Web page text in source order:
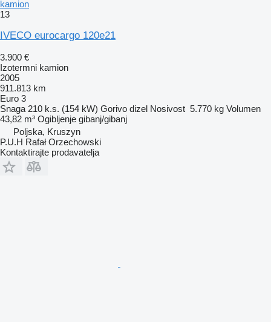
kamion
13
IVECO eurocargo 120e21
3.900 €
Izotermni kamion
2005
911.813 km
Euro 3
Snaga 210 k.s. (154 kW) Gorivo dizel Nosivost 5.770 kg Volumen
43,82 m³ Ogibljenje gibanj/gibanj
Poljska, Kruszyn
P.U.H Rafał Orzechowski
Kontaktirajte prodavatelja